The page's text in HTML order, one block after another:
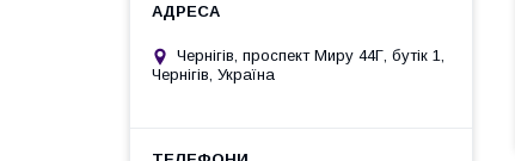
Чернігів, проспект Миру 44Г, бутік 1,
Чернігів, Україна